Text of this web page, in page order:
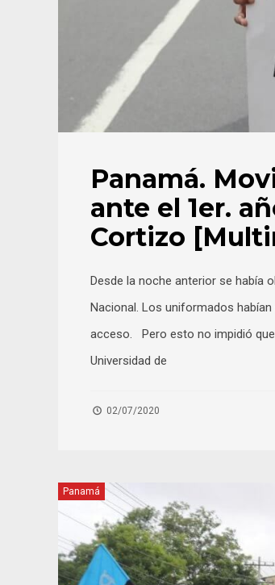
Panamá.
ante el 1er.
Cortizo
Desde la noche anterior se había
Nacional. Los uniformados
acceso. Pero esto no impidió
Universidad de
02/07/2020
Panamá